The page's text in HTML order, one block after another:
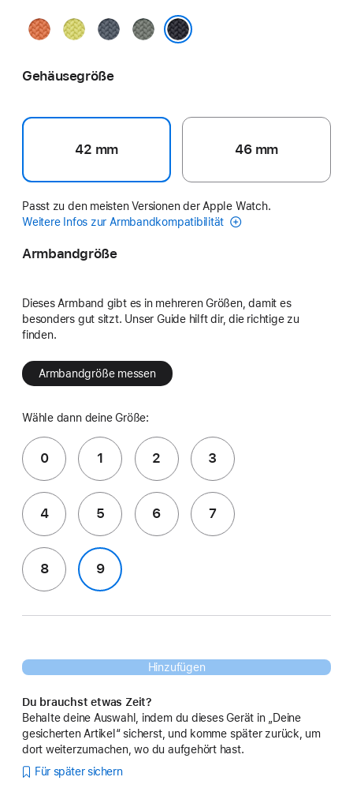
KurkumaNeongelbMaritimblau
Grüngrau
Gehäusegröße
42 mm 46 mm
Passt zu den meisten Versionen der Apple Watch.
Weitere Infos zur Armbandkompatibilität
Armbandgröße
Dieses Armband gibt es in mehreren Größen, damit es
besonders gut sitzt. Unser Guide hilft dir, die richtige zu
finden.
Armbandgröße messen
Wähle dann deine Größe:
0 1 2 3
4 5 6 7
8 9
Hinzufügen
Du brauchst etwas Zeit?
Behalte deine Auswahl, indem du dieses Gerät in „Deine
gesicherten Artikel“ sicherst, und komme später zurück, um
dort weiterzumachen, wo du aufgehört hast.
Für später sichern